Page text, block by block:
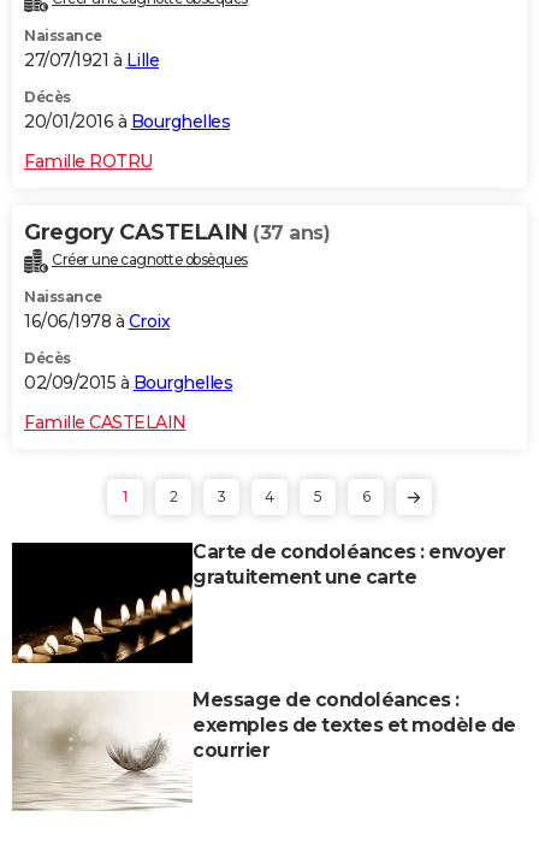
Naissance
27/07/1921 à Lille
Décès
20/01/2016 à Bourghelles
Famille ROTRU
Gregory CASTELAIN (37 ans)
Créer une cagnotte obsèques
Naissance
16/06/1978 à Croix
Décès
02/09/2015 à Bourghelles
Famille CASTELAIN
1 2 3 4 5 6
Carte de condoléances : envoyer
gratuitement une carte
Message de condoléances :
exemples de textes et modèle de
courrier